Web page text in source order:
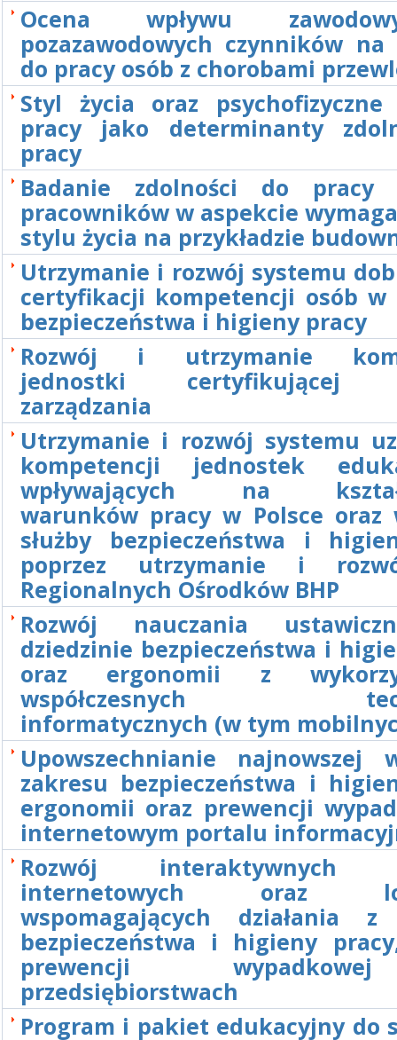
Ocena wpływu
pozazawodowych czynników na
do pracy osób z chorobami
Styl życia oraz
pracy jako determinanty
pracy
Badanie zdolności do pracy
pracowników w aspekcie
stylu życia na przykładzie
Utrzymanie i rozwój systemu
certyfikacji kompetencji osób w
bezpieczeństwa i higieny pracy
Rozwój i utrzymanie
jednostki certyfikującej
zarządzania
Utrzymanie i rozwój systemu
kompetencji jednostek
wpływających na
warunków pracy w Polsce oraz
służby bezpieczeństwa i
poprzez utrzymanie i
Regionalnych Ośrodków BHP
Rozwój nauczania
dziedzinie bezpieczeństwa i
oraz ergonomii z
współczesnych
informatycznych (w tym
Upowszechnianie najnowszej
zakresu bezpieczeństwa i
ergonomii oraz prewencji
internetowym portalu
Rozwój interaktywnych
internetowych oraz
wspomagających działania z
bezpieczeństwa i higieny
prewencji
przedsiębiorstwach
Program i pakiet edukacyjny do